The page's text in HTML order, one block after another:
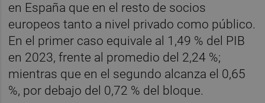
en España que en el resto de socios
europeos tanto a nivel privado como público.
En el primer caso equivale al 1,49 % del PIB
en 2023, frente al promedio del 2,24 %;
mientras que en el segundo alcanza el 0,65
%, por debajo del 0,72 % del bloque.